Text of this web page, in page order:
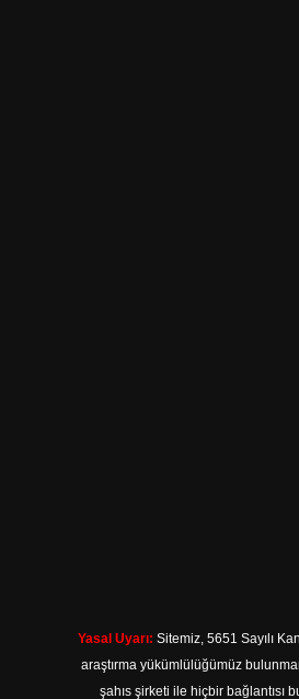
Yasal Uyarı: Sitemiz, 5651 Sayılı
araştırma yükümlülüğümüz
şahıs şirketi ile hiçbir bağlantısı